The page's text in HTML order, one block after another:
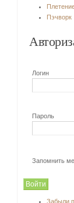
Пэчворк
Логин
Пароль
Запомнить
Забыли